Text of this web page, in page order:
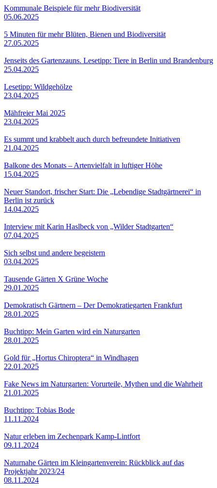
Kommunale Beispiele für mehr Biodiversität
05.06.2025
5 Minuten für mehr Blüten, Bienen und Biodiversität
27.05.2025
Jenseits des Gartenzauns. Lesetipp: Tiere in Berlin und Brandenburg
25.04.2025
Lesetipp: Wildgehölze
23.04.2025
Mähfreier Mai 2025
23.04.2025
Es summt und krabbelt auch durch befreundete Initiativen
21.04.2025
Balkone des Monats – Artenvielfalt in luftiger Höhe
15.04.2025
Neuer Standort, frischer Start: Die „Lebendige Stadtgärtnerei“ in
Berlin ist zurück
14.04.2025
Interview mit Karin Haslbeck von „Wilder Stadtgarten“
07.04.2025
Sich selbst und andere begeistern
03.04.2025
Tausende Gärten X Grüne Woche
29.01.2025
Demokratisch Gärtnern – Der Demokratiegarten Frankfurt
28.01.2025
Buchtipp: Mein Garten wird ein Naturgarten
28.01.2025
Gold für „Hortus Chiroptera“ in Windhagen
22.01.2025
Fake News im Naturgarten: Vorurteile, Mythen und die Wahrheit
21.01.2025
Buchtipp: Tobias Bode
11.11.2024
Natur erleben im Zechenpark Kamp-Lintfort
09.11.2024
Naturnahe Gärten im Kleingartenverein: Rückblick auf das
Projektjahr 2023/24
08.11.2024